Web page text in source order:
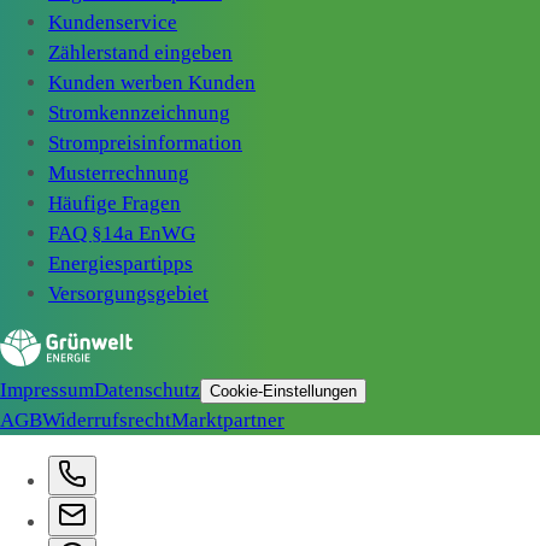
Kundenservice
Zählerstand eingeben
Kunden werben Kunden
Stromkennzeichnung
Strompreisinformation
Musterrechnung
Häufige Fragen
FAQ §14a EnWG
Energiespartipps
Versorgungsgebiet
ImpressumDatenschutz Cookie-Einstellungen
AGBWiderrufsrechtMarktpartner